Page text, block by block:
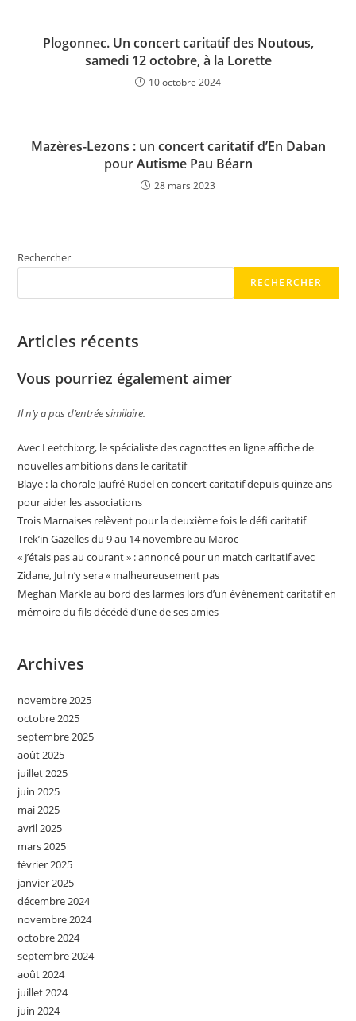
Plogonnec. Un concert caritatif des Noutous,
samedi 12 octobre, à la Lorette
10 octobre 2024
Mazères-Lezons : un concert caritatif d’En Daban
pour Autisme Pau Béarn
28 mars 2023
Rechercher
RECHERCHER
Articles récents
Vous pourriez également aimer
Il n’y a pas d’entrée similaire.
Avec Leetchi:org, le spécialiste des cagnottes en ligne affiche de
nouvelles ambitions dans le caritatif
Blaye : la chorale Jaufré Rudel en concert caritatif depuis quinze ans
pour aider les associations
Trois Marnaises relèvent pour la deuxième fois le défi caritatif
Trek’in Gazelles du 9 au 14 novembre au Maroc
« J’étais pas au courant » : annoncé pour un match caritatif avec
Zidane, Jul n’y sera « malheureusement pas
Meghan Markle au bord des larmes lors d’un événement caritatif en
mémoire du fils décédé d’une de ses amies
Archives
novembre 2025
octobre 2025
septembre 2025
août 2025
juillet 2025
juin 2025
mai 2025
avril 2025
mars 2025
février 2025
janvier 2025
décembre 2024
novembre 2024
octobre 2024
septembre 2024
août 2024
juillet 2024
juin 2024